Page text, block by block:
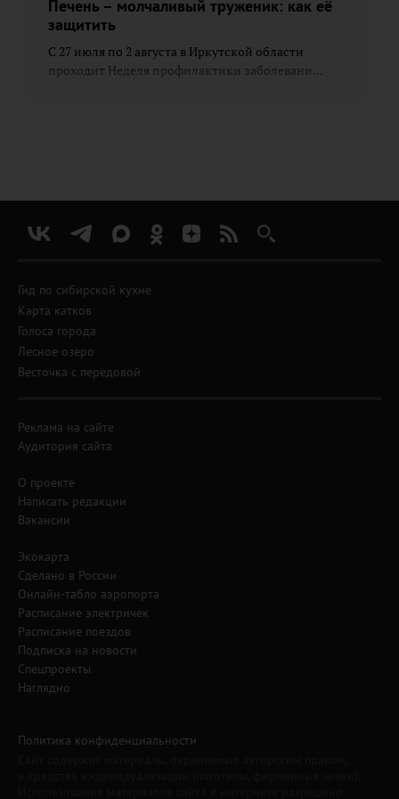
Печень – молчаливый труженик: как её
защитить
С 27 июля по 2 августа в Иркутской области
проходит Неделя профилактики заболевани...
Гид по сибирской кухне
Карта катков
Голоса города
Лесное озеро
Весточка с передовой
Реклама на сайте
Аудитория сайта
О проекте
Написать редакции
Вакансии
Экокарта
Сделано в России
Онлайн-табло аэропорта
Расписание электричек
Расписание поездов
Подписка на новости
Спецпроекты
Наглядно
Политика конфиденциальности